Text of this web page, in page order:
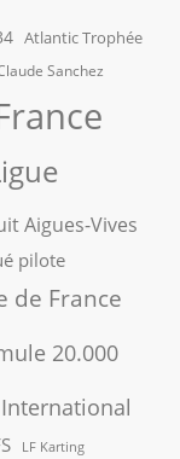
Atlantic Trophée
Sanchez
Aigues-Vives
pilote
de France
20.000
International
LF Karting